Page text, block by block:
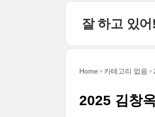
잘 하고 있어!
Home 카테고리 없음
2025 김창